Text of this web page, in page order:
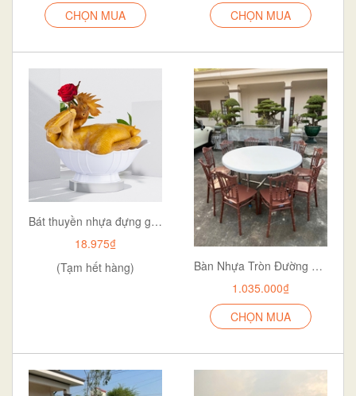
CHỌN MUA
CHỌN MUA
Bát thuyền nhựa đựng gà bát đựng gà cúng bát thuyền đựng gà họa tiết aladanh-net-vn
18.975₫
(Tạm hết hàng)
Bàn Nhựa Tròn Đường Kính 120cm - Vòng Chọn Hoàn Hảo Cho Gia Đình và Sự Kiện chân liền kẽm tĩnh điện
1.035.000₫
CHỌN MUA